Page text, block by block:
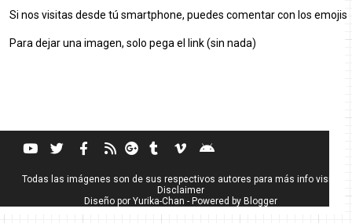
Si nos visitas desde tú smartphone, puedes comentar con los emojis
Para dejar una imagen, solo pega el link (sin nada)
Todas las imágenes son de sus respectivos autores para más info visita
Disclaimer
Diseño por Yurika-Chan - Powered by Blogger